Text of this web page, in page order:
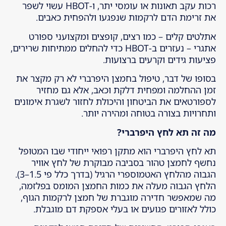
רכות עקב תאונות או עומסי יתר, ו-HBOT עשוי לשפר
את זרימת הדם לרקמות שנפגעו ולהפחית כאבים.
אתלטים קלים – כמו רצים, קופצים ומקצועני ספורט
אתגרי – נעזרים ב-HBOT כדי להחלים ממתיחות שרירים,
פציעות גידים וקרעים ברצועות.
בסופו של דבר, טיפול בחמצן היפרברי לא רק מקצר את
זמן ההחלמה ומפחית דלקת וכאב, אלא גם מחזיר
לספורטאים את הביטחון והיכולת לחזור לשגרת אימונים
ותחרויות בצורה בטוחה ומהירה יותר.
מה זה תא לחץ היפרברי?
תא לחץ היפרברי הוא מתקן רפואי ייחודי שבו המטופל
נחשף לחמצן טהור בסביבה מבוקרת של לחץ אוויר
הגבוה מהלחץ האטמוספרי הרגיל (בדרך כלל פי 1.5–3).
הלחץ הגבוה מעלה את כמות החמצן המומס בפלזמה,
מה שמאפשר חדירה מוגברת של חמצן לרקמות הגוף,
כולל לאזורים פגועים או בעלי אספקת דם מוגבלת.